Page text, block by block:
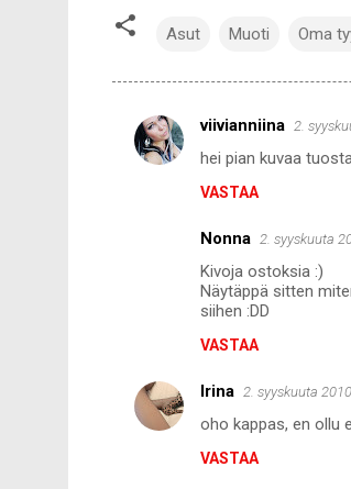
Asut Muoti Oma
K
viivianniina 2.
hei pian kuvaa
VASTAA
Nonna 2. syyskuuta
Kivoja ostoksia :)
Näytäppä sitten
siihen :DD
VASTAA
Irina 2. syyskuuta
oho kappas, en ollu
VASTAA